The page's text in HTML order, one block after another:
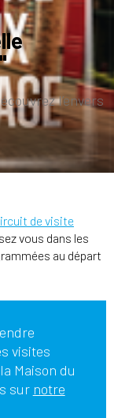
l’envers
de visite
vous dans les
au départ
visites
Maison du
sur notre